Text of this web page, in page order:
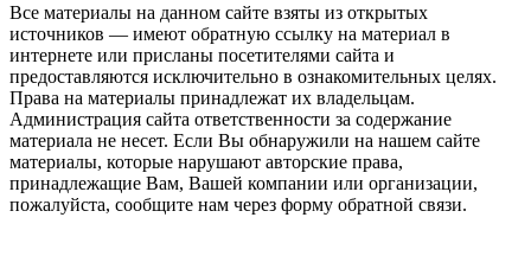
Все материалы на данном сайте взяты из открытых
источников — имеют обратную ссылку на материал в
интернете или присланы посетителями сайта и
предоставляются исключительно в ознакомительных целях.
Права на материалы принадлежат их владельцам.
Администрация сайта ответственности за содержание
материала не несет. Если Вы обнаружили на нашем сайте
материалы, которые нарушают авторские права,
принадлежащие Вам, Вашей компании или организации,
пожалуйста, сообщите нам через форму обратной связи.